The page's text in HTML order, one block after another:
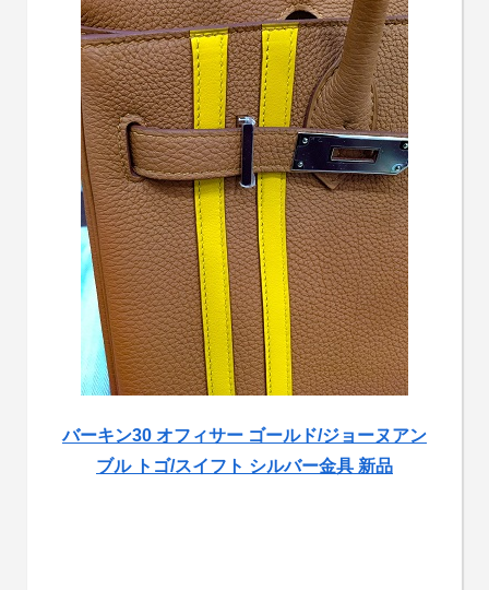
バーキン30 オフィサー ゴールド/ジョーヌアン
ブル トゴ/スイフト シルバー金具 新品